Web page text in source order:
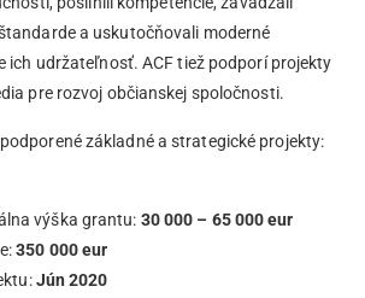
a uskutočňovali moderné
ich udržateľnosť. ACF tiež podporí projekty
pre rozvoj občianskej spoločnosti.
základné a strategické projekty:
výška grantu: 30 000 – 65 000 eur
350 000 eur
Jún 2020